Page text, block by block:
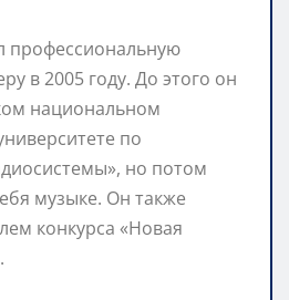
профессиональную
в 2005 году. До этого он
национальном
по
но потом
музыке. Он также
конкурса «Новая